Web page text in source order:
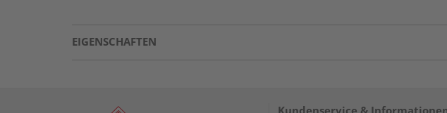
EIGENSCHAFTEN
Kundenservice &